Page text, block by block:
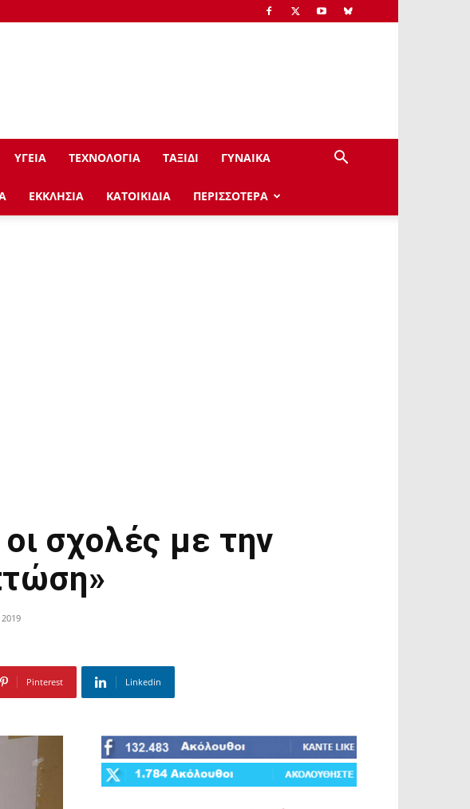
ΥΓΕΙΑ ΤΕΧΝΟΛΟΓΙΑ ΤΑΞΙΔΙ ΓΥΝΑΙΚΑ
ΕΚΚΛΗΣΙΑ ΚΑΤΟΙΚΙΔΙΑ ΠΕΡΙΣΣΟΤΕΡΑ
σχολές με την
Pinterest Linkedin